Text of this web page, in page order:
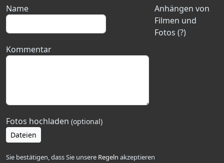
Anhängen von
Filmen und
Fotos (?)
Name
Kommentar
Fotos hochladen (optional)
Dateien
Sie bestätigen, dass Sie unsere Regeln akzeptieren